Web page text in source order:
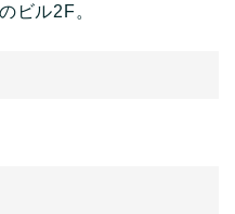
ビル2F。